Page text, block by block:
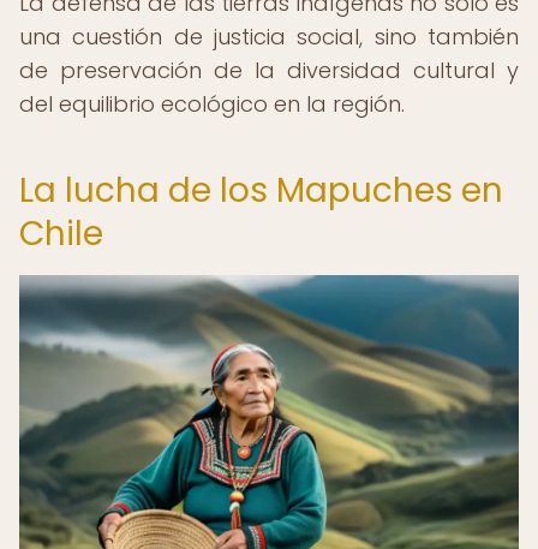
una cuestión de justicia social, sino también
de preservación de la diversidad cultural y
del equilibrio ecológico en la región.
La lucha de los Mapuches en
Chile